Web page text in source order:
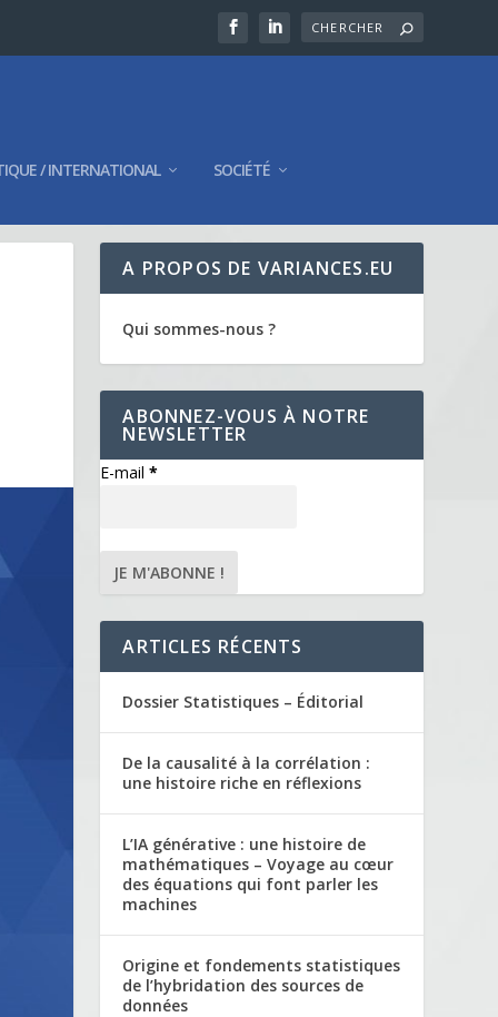
/ INTERNATIONAL SOCIÉTÉ
A PROPOS DE VARIANCES.EU
Qui sommes-nous ?
ABONNEZ-VOUS À NOTRE
NEWSLETTER
E-mail*
ARTICLES RÉCENTS
Dossier Statistiques – Éditorial
De la causalité à la corrélation :
une histoire riche en réflexions
L’IA générative : une histoire de
mathématiques – Voyage au cœur
des équations qui font parler les
machines
Origine et fondements statistiques
de l’hybridation des sources de
données